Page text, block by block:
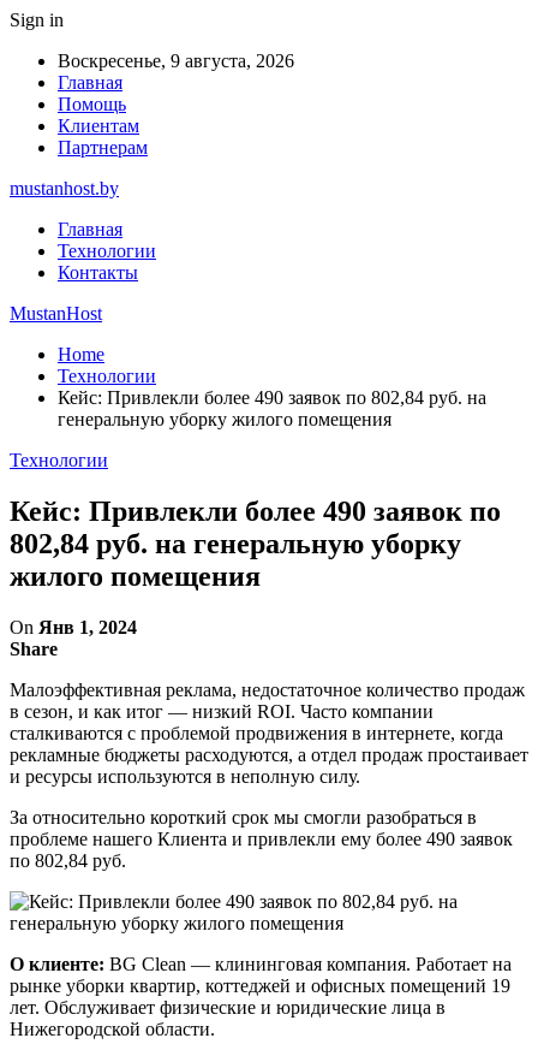
Sign in
Воскресенье, 9 августа, 2026
Главная
Помощь
Клиентам
Партнерам
mustanhost.by
Главная
Технологии
Контакты
MustanHost
Home
Технологии
Кейс: Привлекли более 490 заявок по 802,84 руб. на
генеральную уборку жилого помещения
Технологии
Кейс: Привлекли более 490 заявок по
802,84 руб. на генеральную уборку
жилого помещения
On Янв 1, 2024
Share
Малоэффективная реклама, недостаточное количество продаж
в сезон, и как итог — низкий ROI. Часто компании
сталкиваются с проблемой продвижения в интернете, когда
рекламные бюджеты расходуются, а отдел продаж простаивает
и ресурсы используются в неполную силу.
За относительно короткий срок мы смогли разобраться в
проблеме нашего Клиента и привлекли ему более 490 заявок
по 802,84 руб.
О клиенте: BG Clean — клининговая компания. Работает на
рынке уборки квартир, коттеджей и офисных помещений 19
лет. Обслуживает физические и юридические лица в
Нижегородской области.